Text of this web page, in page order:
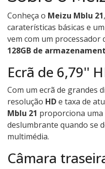
Conheça o Meizu Mblu 21
caraterísticas básicas e
vem com um processador
128GB de
Ecrã de 6,79''
Com um ecrã de grandes
resolução HDe taxa de
Mblu 21 proporciona uma
deslumbrante quando se
multimédia.
Câmara